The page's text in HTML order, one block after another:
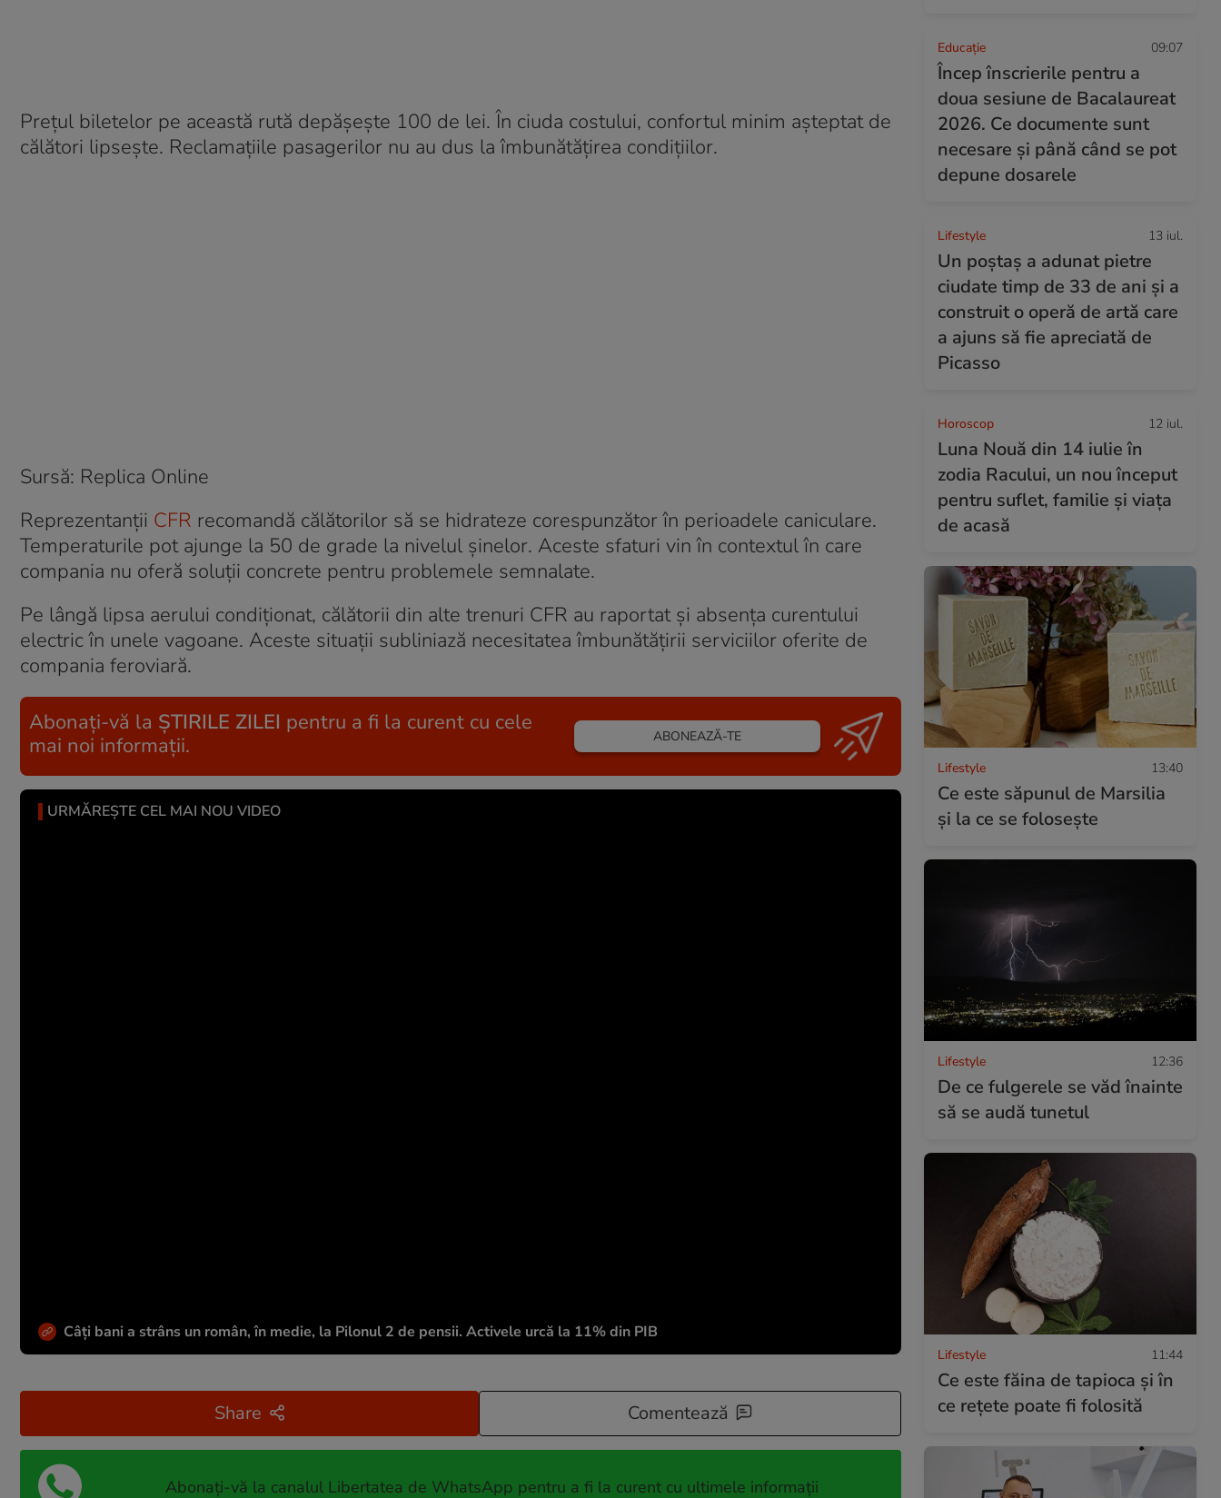
Prețul biletelor pe această rută depășește 100 de lei. În ciuda costului, confortul minim așteptat de
călători lipsește. Reclamațiile pasagerilor nu au dus la îmbunătățirea condițiilor.
Sursă: Replica Online
Reprezentanții CFR recomandă călătorilor să se hidrateze corespunzător în perioadele caniculare.
Temperaturile pot ajunge la 50 de grade la nivelul șinelor. Aceste sfaturi vin în contextul în care
compania nu oferă soluții concrete pentru problemele semnalate.
Pe lângă lipsa aerului condiționat, călătorii din alte trenuri CFR au raportat și absența curentului
electric în unele vagoane. Aceste situații subliniază necesitatea îmbunătățirii serviciilor oferite de
compania feroviară.
Abonați-vă la ȘTIRILE ZILEI pentru a fi la curent cu cele
mai noi informații.
ABONEAZĂ-TE
URMĂREȘTE CEL MAI NOU VIDEO
Câți bani a strâns un român, în medie, la Pilonul 2 de pensii. Activele urcă la 11% din PIB
Share Comentează
Abonați-vă la canalul Libertatea de WhatsApp pentru a fi la curent cu ultimele informații
Educație 09:07
Încep înscrierile pentru a
doua sesiune de Bacalaureat
2026. Ce documente sunt
necesare și până când se pot
depune dosarele
Lifestyle 13 iul.
Un poștaș a adunat pietre
ciudate timp de 33 de ani și a
construit o operă de artă care
a ajuns să fie apreciată de
Picasso
Horoscop 12 iul.
Luna Nouă din 14 iulie în
zodia Racului, un nou început
pentru suflet, familie și viața
de acasă
Lifestyle 13:40
Ce este săpunul de Marsilia
și la ce se folosește
Lifestyle 12:36
De ce fulgerele se văd înainte
să se audă tunetul
Lifestyle 11:44
Ce este făina de tapioca și în
ce rețete poate fi folosită